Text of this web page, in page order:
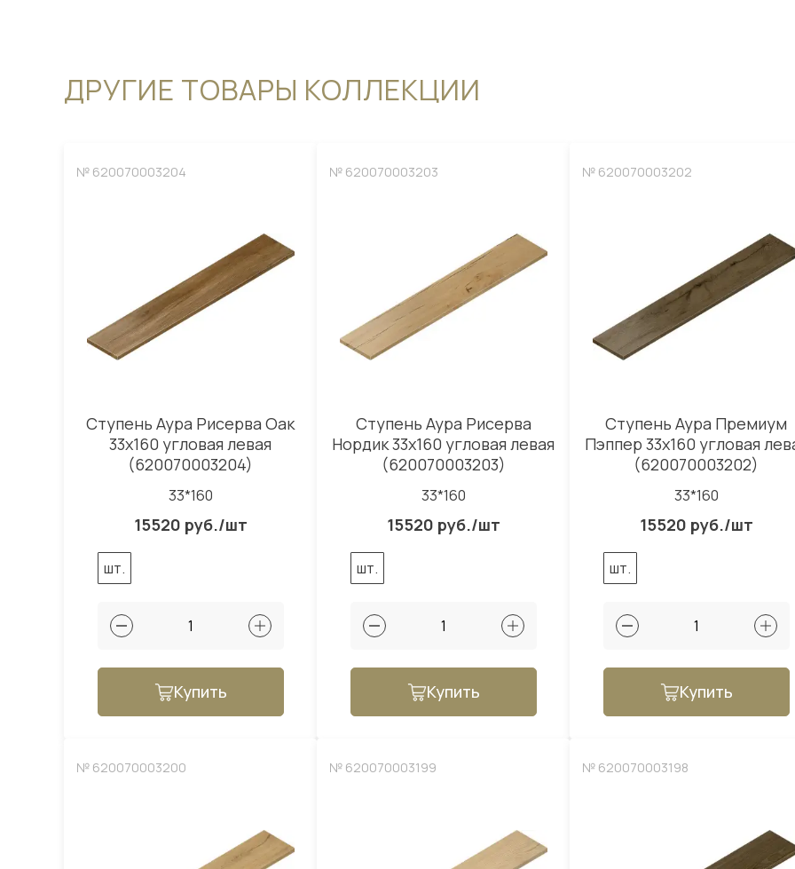
ДРУГИЕ ТОВАРЫ КОЛЛЕКЦИИ
№ 620070003204
Ступень Аура Рисерва Оак
33x160 угловая левая
(620070003204)
33*160
15520 руб./шт
шт.
Купить
№ 620070003203
Ступень Аура Рисерва
Нордик 33x160 угловая левая
(620070003203)
33*160
15520 руб./шт
шт.
Купить
№ 620070003202
Ступень Аура Премиум
Пэппер 33x160 угловая
(620070003202)
33*160
15520 руб./шт
шт.
Купить
№ 620070003200 № 620070003199 № 620070003198